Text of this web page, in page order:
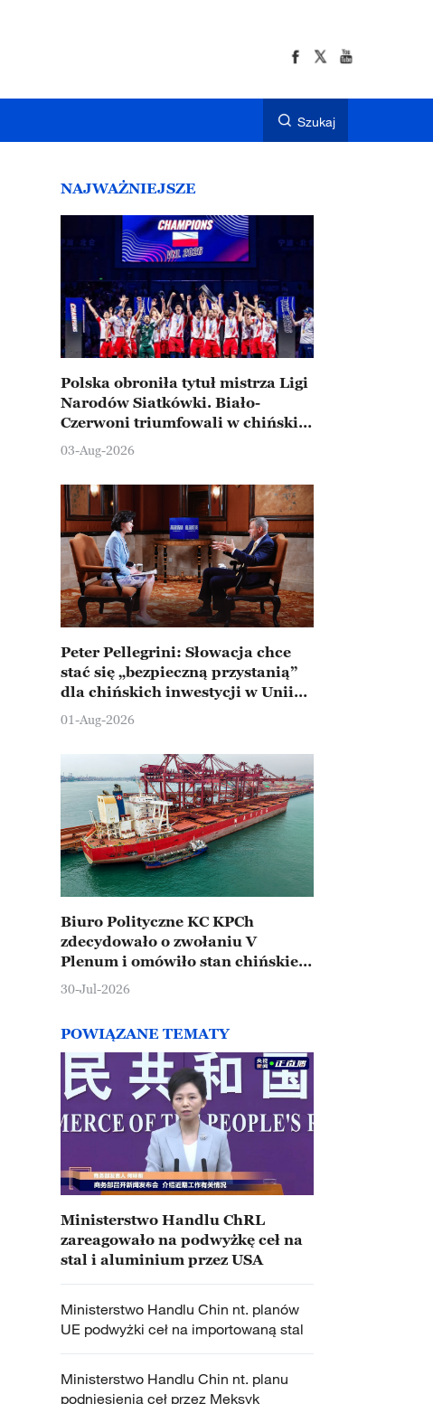
Szukaj
NAJWAŻNIEJSZE
Polska obroniła tytuł mistrza Ligi
Narodów Siatkówki. Biało-
Czerwoni triumfowali w chińskim
Ningbo
03-Aug-2026
Peter Pellegrini: Słowacja chce
stać się „bezpieczną przystanią”
dla chińskich inwestycji w Unii
Europejskiej
01-Aug-2026
Biuro Polityczne KC KPCh
zdecydowało o zwołaniu V
Plenum i omówiło stan chińskiej
gospodarki
30-Jul-2026
POWIĄZANE TEMATY
Ministerstwo Handlu ChRL
zareagowało na podwyżkę ceł na
stal i aluminium przez USA
Ministerstwo Handlu Chin nt. planów
UE podwyżki ceł na importowaną stal
Ministerstwo Handlu Chin nt. planu
podniesienia ceł przez Meksyk